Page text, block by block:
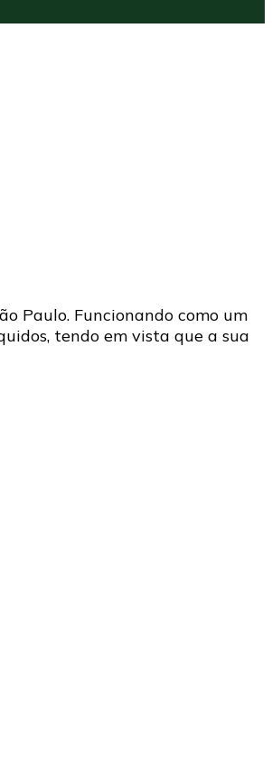
Paulo. Funcionando como um
tendo em vista que a sua